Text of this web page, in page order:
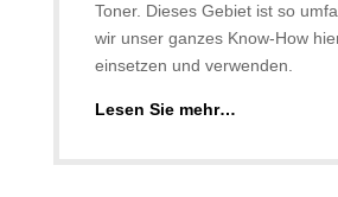
Toner. Dieses Gebiet ist so
wir unser ganzes Know-How
einsetzen und verwenden.
Lesen Sie mehr…